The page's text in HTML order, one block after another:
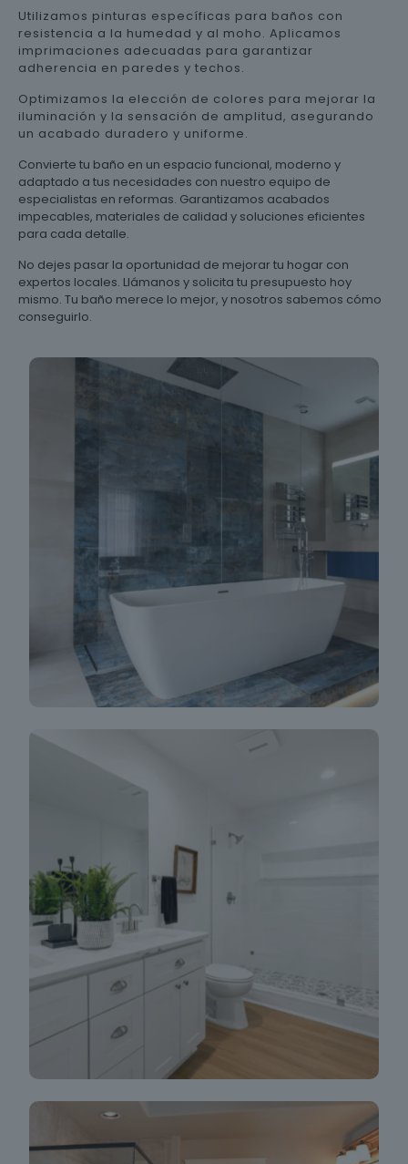
Utilizamos pinturas específicas para baños con
resistencia a la humedad y al moho. Aplicamos
imprimaciones adecuadas para garantizar
adherencia en paredes y techos.
Optimizamos la elección de colores para mejorar la
iluminación y la sensación de amplitud, asegurando
un acabado duradero y uniforme.
Convierte tu baño en un espacio funcional, moderno y
adaptado a tus necesidades con nuestro equipo de
especialistas en reformas. Garantizamos acabados
impecables, materiales de calidad y soluciones eficientes
para cada detalle.
No dejes pasar la oportunidad de mejorar tu hogar con
expertos locales. Llámanos y solicita tu presupuesto hoy
mismo. Tu baño merece lo mejor, y nosotros sabemos cómo
conseguirlo.